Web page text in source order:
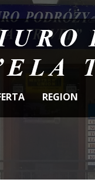
REGION